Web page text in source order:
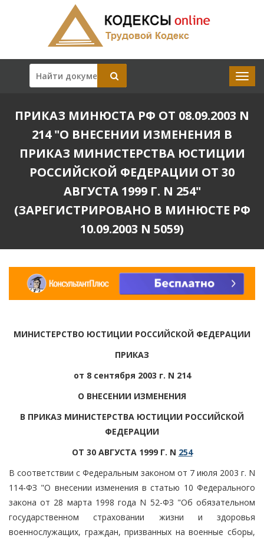
ПРИКАЗ МИНЮСТА РФ ОТ 08.09.2003 N
214 "О ВНЕСЕНИИ ИЗМЕНЕНИЯ В
ПРИКАЗ МИНИСТЕРСТВА ЮСТИЦИИ
РОССИЙСКОЙ ФЕДЕРАЦИИ ОТ 30
АВГУСТА 1999 Г. N 254"
(ЗАРЕГИСТРИРОВАНО В МИНЮСТЕ РФ
10.09.2003 N 5059)
МИНИСТЕРСТВО ЮСТИЦИИ РОССИЙСКОЙ ФЕДЕРАЦИИ
ПРИКАЗ
от 8 сентября 2003 г. N 214
О ВНЕСЕНИИ ИЗМЕНЕНИЯ
В ПРИКАЗ МИНИСТЕРСТВА ЮСТИЦИИ РОССИЙСКОЙ
ФЕДЕРАЦИИ
ОТ 30 АВГУСТА 1999 Г. N 254
В соответствии с Федеральным законом от 7 июля 2003 г. N
114-ФЗ "О внесении изменения в статью 10 Федерального
закона от 28 марта 1998 года N 52-ФЗ "Об обязательном
государственном страховании жизни и здоровья
военнослужащих, граждан, призванных на военные сборы,